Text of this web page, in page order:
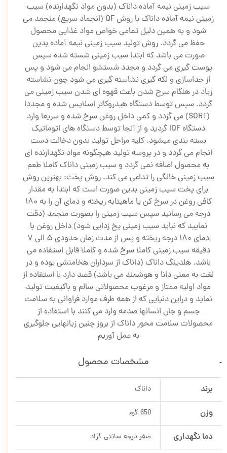
سیب زمینی نیمه آماده داناک (بدون مواد نگهدارنده) سیب
زمینی نیمه آماده داناک با روش QF (انجماد سریع) منجمد می
شود و به همین دلیل تمامی خواص مواد غذایی محصول
حفظ می گردد. روش تولید سیب زمینی نیمه آماده بدین
صورت می باشد که ابتدا سیب زمینی شسته شده سپس
پوست گیری می گردد و مجدد شستشو انجام می شود و پس
از جداسازی و لکه گیری نشاسته گیری می شود چون نشاسته
زیاد در هنگام سرخ شدن باعث قهوه ای شدن سیب زمینی می
گردد. سپس توسط دستگاه هیدروکاتر اسلایس شده و مجددا
(SORT) می گردد و کمی داخل روغن سرخ شده و سریعا وارد
دستگاه IQF گردید و از آنجا توسط دستگاه های اتوماتیک
بسته بندی میشود. کلیه مراحل تولید بدون دخالت دست
انجام می گردد و در پروسه تولید هیچگونه مواد نگهدارنده ای
به محصول اضافه نمی گردد و سیب زمینی داناک کاملا طعم
سیب زمینی خانگی را تداعی می کند. روش پخت: بهترین روش
برای پخت سیب زمینی بدین صورت است که ابتدا به مقدار
کافی روغن در سرخ کن یا ماهیتابه ریخته و دمای آن را به 180
درجه می رسانید سپس سیب زمینی را بصورت منجمد (دقت
نمایید که نباید سیب زمینی یخ زدایی شود) داخل روغن با
دمای 180 درجه ریخته و پس از مدت زمان حدودی 5 الی 7
دقیقه سیب زمینی کاملا سرخ شده و کاملا قابل استفاده می
باشد. هلدینگ داناک (داناک از سرداران هخامنشی بوده و در
لغت به معنی دانا و هوشمند می باشد) قصد دارد با استفاده از
مواد اولیه ممتاز و مرغوب محصولاتی سالم و باکیفیت تولید
نماید و دراین دنیایی که از همه طرف موارد فراوانی به سلامت
جسم و جان انسانها صدمه وارد می کنند با استفاده از
محصولات سلامت محور داناک از بروز چنین زیانهایی جلوگیری
به عمل آوریم
مشخصات محصول
برند داناک
وزن 650 گرم
دما نگهداری صفر درجه سانتی گراد